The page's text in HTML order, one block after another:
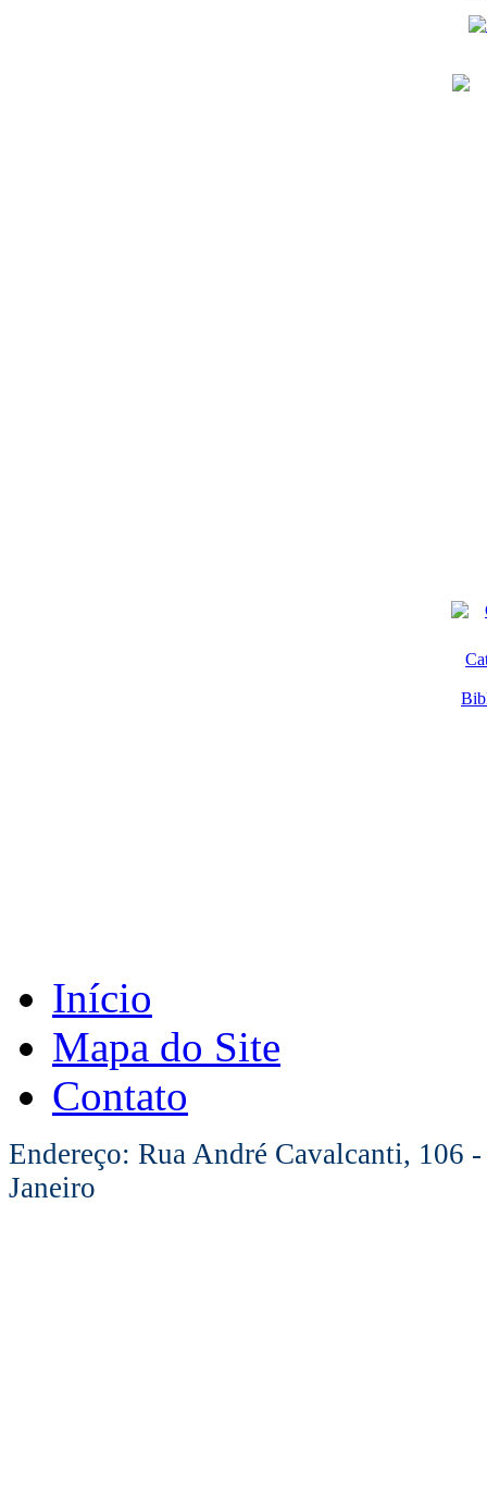
Início
Mapa do Site
Contato
Endereço: Rua André Cavalcanti, 106
Janeiro